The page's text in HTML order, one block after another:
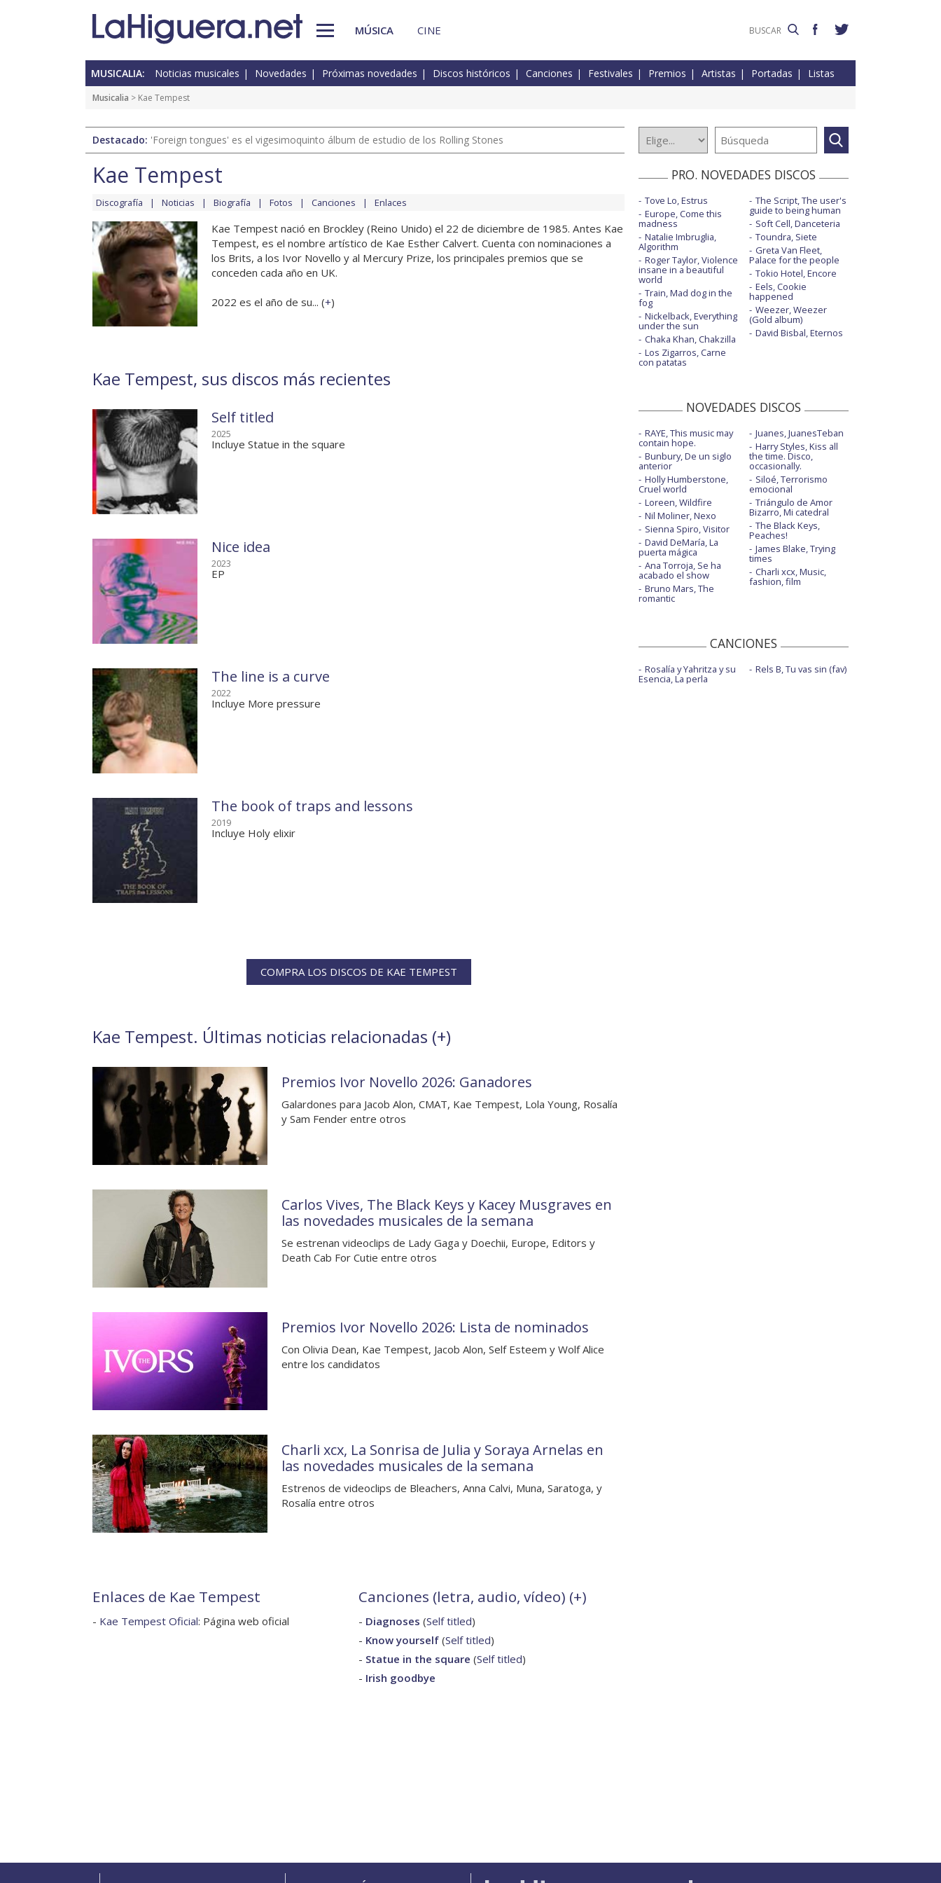
MÚSICA CINE
MUSICALIA: Noticias musicales Novedades Próximas novedades Discos históricos Canciones Festivales Premios Artistas Portadas Listas
Musicalia > Kae Tempest
Destacado: 'Foreign tongues' es el vigesimoquinto álbum de estudio de los Rolling Stones
Kae Tempest
Discografía Noticias Biografía Fotos Canciones Enlaces
Kae Tempest nació en Brockley (Reino Unido) el 22 de diciembre de 1985. Antes Kae
Tempest, es el nombre artístico de Kae Esther Calvert. Cuenta con nominaciones a
los Brits, a los Ivor Novello y al Mercury Prize, los principales premios que se
conceden cada año en UK.
2022 es el año de su... (+)
Kae Tempest, sus discos más recientes
Self titled
2025
Incluye Statue in the square
Nice idea
2023
EP
The line is a curve
2022
Incluye More pressure
The book of traps and lessons
2019
Incluye Holy elixir
COMPRA LOS DISCOS DE KAE TEMPEST
Kae Tempest. Últimas noticias relacionadas (+)
Premios Ivor Novello 2026: Ganadores
Galardones para Jacob Alon, CMAT, Kae Tempest, Lola Young, Rosalía
y Sam Fender entre otros
Carlos Vives, The Black Keys y Kacey Musgraves en
las novedades musicales de la semana
Se estrenan videoclips de Lady Gaga y Doechii, Europe, Editors y
Death Cab For Cutie entre otros
Premios Ivor Novello 2026: Lista de nominados
Con Olivia Dean, Kae Tempest, Jacob Alon, Self Esteem y Wolf Alice
entre los candidatos
Charli xcx, La Sonrisa de Julia y Soraya Arnelas en
las novedades musicales de la semana
Estrenos de videoclips de Bleachers, Anna Calvi, Muna, Saratoga, y
Rosalía entre otros
Enlaces de Kae Tempest
- Kae Tempest Oficial: Página web oficial
Canciones (letra, audio, vídeo) (+)
- Diagnoses (Self titled)
- Know yourself (Self titled)
- Statue in the square (Self titled)
- Irish goodbye
PRO. NOVEDADES DISCOS
Tove Lo, Estrus
Europe, Come this
madness
Natalie Imbruglia,
Algorithm
Roger Taylor, Violence
insane in a beautiful
world
Train, Mad dog in the
fog
Nickelback, Everything
under the sun
Chaka Khan, Chakzilla
Los Zigarros, Carne
con patatas
The Script, The user's
guide to being human
Soft Cell, Danceteria
Toundra, Siete
Greta Van Fleet,
Palace for the people
Tokio Hotel, Encore
Eels, Cookie
happened
Weezer, Weezer
(Gold album)
David Bisbal, Eternos
NOVEDADES DISCOS
RAYE, This music may
contain hope.
Bunbury, De un siglo
anterior
Holly Humberstone,
Cruel world
Loreen, Wildfire
Nil Moliner, Nexo
Sienna Spiro, Visitor
David DeMaría, La
puerta mágica
Ana Torroja, Se ha
acabado el show
Bruno Mars, The
romantic
Juanes, JuanesTeban
Harry Styles, Kiss all
the time. Disco,
occasionally.
Siloé, Terrorismo
emocional
Triángulo de Amor
Bizarro, Mi catedral
The Black Keys,
Peaches!
James Blake, Trying
times
Charli xcx, Music,
fashion, film
CANCIONES
Rosalía y Yahritza y su
Esencia, La perla
Rels B, Tu vas sin (fav)